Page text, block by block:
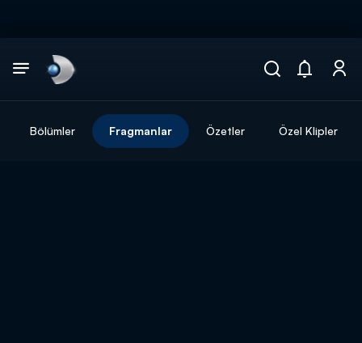
Bölümler Fragmanlar Özetler Özel Klipler